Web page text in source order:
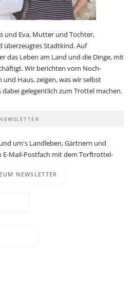
und Eva, Mutter und Tochter,
überzeugtes Stadtkind. Auf
das Leben am Land und die Dinge, mit
Wir berichten vom Noch-
Haus, zeigen, was wir selbst
gelegentlich zum Trottel machen.
NEWSLETTER
um's Landleben, Gärtnern und
E-Mail-Postfach mit dem Torftrottel-
NEWSLETTER